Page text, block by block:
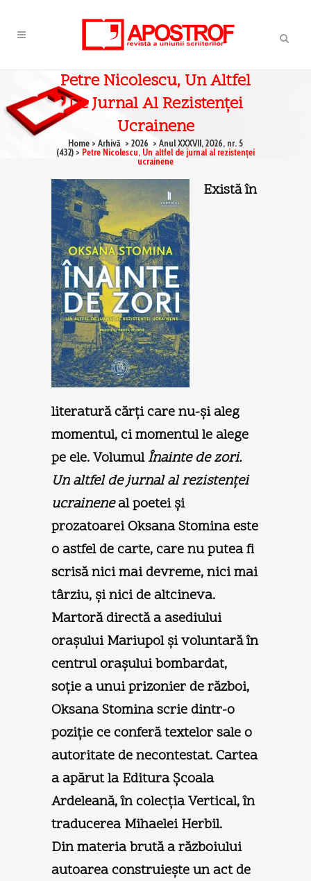
Petre Nicolescu, Un Altfel
De Jurnal Al Rezistenţei
Ucrainene
Home > Arhivă > 2026 > Anul XXXVII, 2026, nr. 5
(432) > Petre Nicolescu, Un altfel de jurnal al rezistenţei
ucrainene
Există în
literatură cărţi care nu-şi aleg
momentul, ci momentul le alege
pe ele. VolumulÎnainte de zori.
Un altfel de jurnal al rezistenţei
ucraineneal poetei şi
prozatoarei Oksana Stomina este
o astfel de carte, care nu putea fi
scrisă nici mai devreme, nici mai
târziu, şi nici de altcineva.
Martoră directă a asediului
oraşului Mariupol şi voluntară în
centrul oraşului bombardat,
soţie a unui prizonier de război,
Oksana Stomina scrie dintr-o
poziţie ce conferă textelor sale o
autoritate de necontestat. Cartea
a apărut la Editura Şcoala
Ardeleană, în colecţia Vertical, în
traducerea Mihaelei Herbil.
Din materia brută a războiului
autoarea construieşte un act de